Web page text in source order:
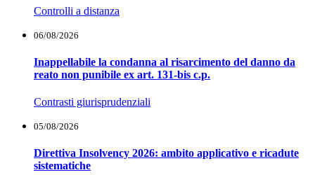
Controlli a distanza
06/08/2026
Inappellabile la condanna al risarcimento del danno da
reato non punibile ex art. 131-bis c.p.
Contrasti giurisprudenziali
05/08/2026
Direttiva Insolvency 2026: ambito applicativo e ricadute
sistematiche